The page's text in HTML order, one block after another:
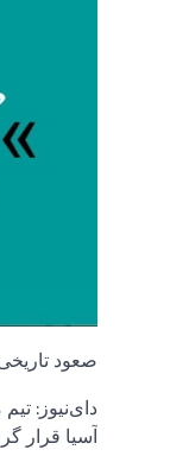
صعود تاریخی فوتسال افغانستان
دای‌نیوز:
آسیا قرار